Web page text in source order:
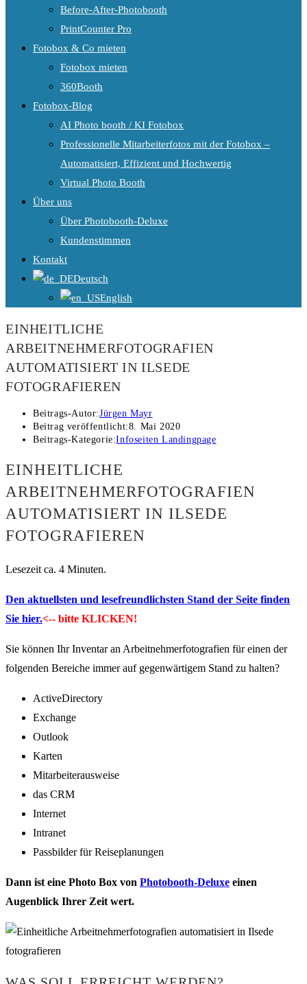
Before-After-Photobooth
PrintCounter Pro
Fotobox & Co mieten
Fotobox mieten
360Booth
Fotobox-Blog
AI Photo booth / KI Fotobox
Professionelle Mitarbeiterfotos mit der Fotobox –
Automatisiert, Effizient und Hochwertig
Virtual Photo Booth
Über uns
Über Photobooth-Deluxe
Kundenstimmen
Kontakt
Deutsch
English
EINHEITLICHE
ARBEITNEHMERFOTOGRAFIEN
AUTOMATISIERT IN ILSEDE
FOTOGRAFIEREN
Beitrags-Autor:Jürgen Mayr
Beitrag veröffentlicht:8. Mai 2020
Beitrags-Kategorie:Infoseiten Landingpage
EINHEITLICHE
ARBEITNEHMERFOTOGRAFIEN
AUTOMATISIERT IN ILSEDE
FOTOGRAFIEREN
Lesezeit ca. 4 Minuten.
Den aktuellsten und lesefreundlichsten Stand der Seite finden
Sie hier.<-- bitte KLICKEN!
Sie können Ihr Inventar an Arbeitnehmerfotografien für einen der
folgenden Bereiche immer auf gegenwärtigem Stand zu halten?
ActiveDirectory
Exchange
Outlook
Karten
Mitarbeiterausweise
das CRM
Internet
Intranet
Passbilder für Reiseplanungen
Dann ist eine Photo Box von Photobooth-Deluxe einen
Augenblick Ihrer Zeit wert.